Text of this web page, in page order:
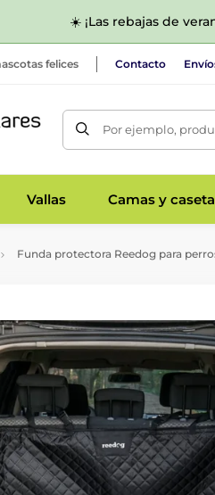
☀️ ¡Las rebajas de
felices Contacto
Por ejemplo,
Vallas Camas y
Funda protectora Reedog para